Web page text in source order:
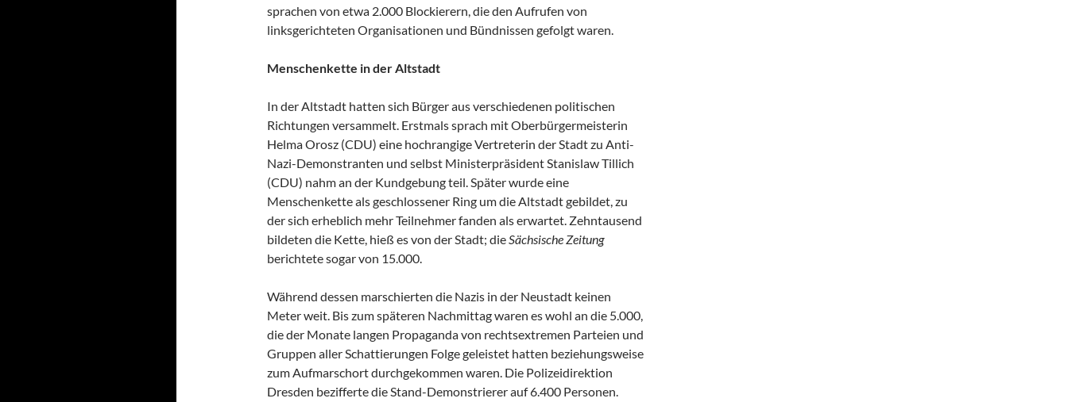
sprachen von etwa 2.000 Blockierern, die den Aufrufen von
linksgerichteten Organisationen und Bündnissen gefolgt waren.
Menschenkette in der Altstadt
In der Altstadt hatten sich Bürger aus verschiedenen politischen
Richtungen versammelt. Erstmals sprach mit Oberbürgermeisterin
Helma Orosz (CDU) eine hochrangige Vertreterin der Stadt zu Anti-
Nazi-Demonstranten und selbst Ministerpräsident Stanislaw Tillich
(CDU) nahm an der Kundgebung teil. Später wurde eine
Menschenkette als geschlossener Ring um die Altstadt gebildet, zu
der sich erheblich mehr Teilnehmer fanden als erwartet. Zehntausend
bildeten die Kette, hieß es von der Stadt; dieSächsische Zeitung
berichtete sogar von 15.000.
Während dessen marschierten die Nazis in der Neustadt keinen
Meter weit. Bis zum späteren Nachmittag waren es wohl an die 5.000,
die der Monate langen Propaganda von rechtsextremen Parteien und
Gruppen aller Schattierungen Folge geleistet hatten beziehungsweise
zum Aufmarschort durchgekommen waren. Die Polizeidirektion
Dresden bezifferte die Stand-Demonstrierer auf 6.400 Personen.